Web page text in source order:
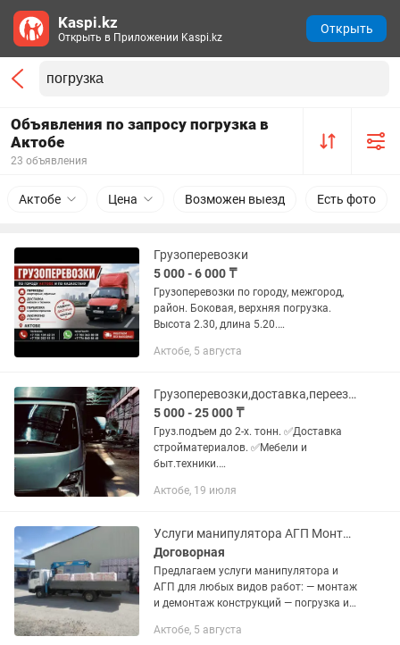
Объявления по запросу погрузка в
Актобе
23 объявления
Актобе Цена Возможен выезд Есть фото
Грузоперевозки
5 000 - 6 000 ₸
Грузоперевозки по городу, межгород,
район. Боковая, верхняя погрузка.
Высота 2.30, длина 5.20.
-Чистый кузов; -Офисные переезды;
Актобе, 5 августа
Грузоперевозки,доставка,переезды.
5 000 - 25 000 ₸
Груз.подъем до 2-х. тонн. ✅Доставка
стройматериалов. ✅Мебели и
быт.техники.
ые. ✅Погрузка-разгрузка.
✅Работаем 24/7 (постоянным...
Актобе, 19 июля
Услуги манипулятора АГП Монтаж / Демонтаж Почасовая аренда
Договорная
Предлагаем услуги манипулятора и
АГП для любых видов работ: — монтаж
и демонтаж конструкций — погрузка и
оборудования — строительные и
Актобе, 5 августа
Kaspi.kz
Открыть в Приложении Kaspi.kz
Открыть